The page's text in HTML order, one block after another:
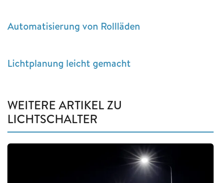
Automatisierung von Rollläden
Lichtplanung leicht gemacht
WEITERE ARTIKEL ZU
LICHTSCHALTER